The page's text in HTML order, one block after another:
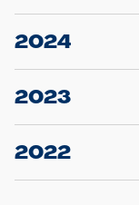
23.12.2025
Projekt S5:
2024
10.12.2024
Großprojekt
2023
20.12.2023
Schleswig-
2022
22.12.2022